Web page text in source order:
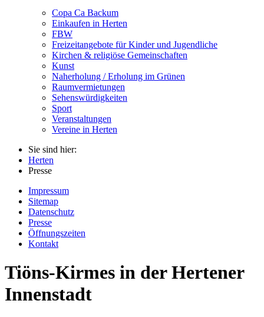
Copa Ca Backum
Einkaufen in Herten
FBW
Freizeitangebote für Kinder und Jugendliche
Kirchen & religiöse Gemeinschaften
Kunst
Naherholung / Erholung im Grünen
Raumvermietungen
Sehenswürdigkeiten
Sport
Veranstaltungen
Vereine in Herten
Sie sind hier:
Herten
Presse
Impressum
Sitemap
Datenschutz
Presse
Öffnungszeiten
Kontakt
Tiöns-Kirmes in der Hertener
Innenstadt